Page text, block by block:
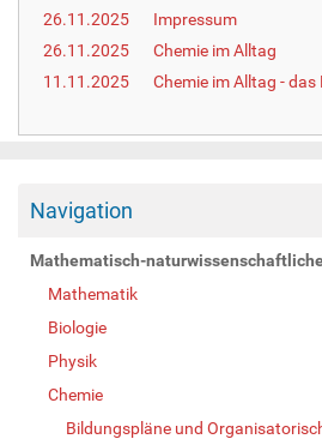
:
26.11.2025
Impressum
26.11.2025
Chemie im Alltag
11.11.2025
Chemie im Alltag - das
Navigation
Mathematisch-
Mathematik
Biologie
Physik
Chemie
Bildungspläne und